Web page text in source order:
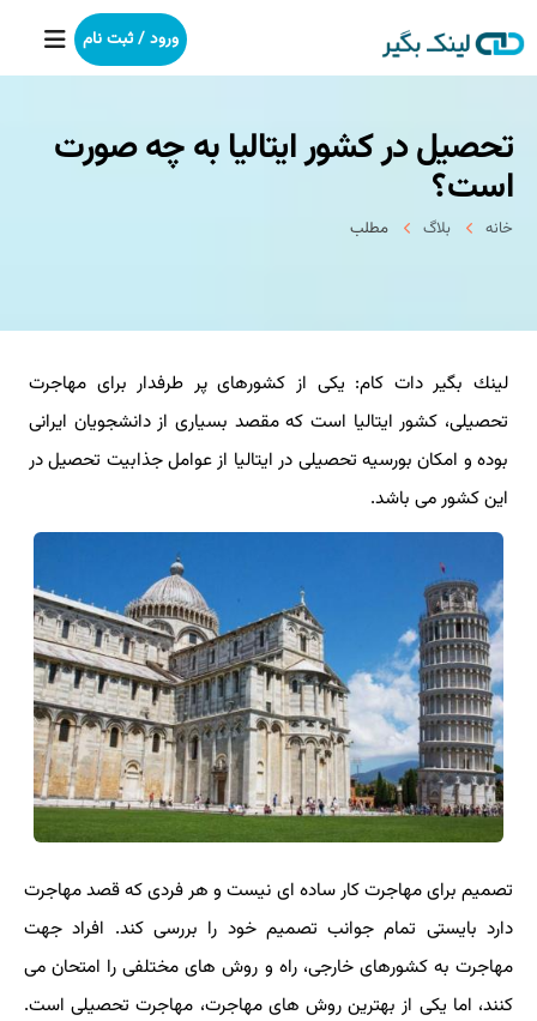
خانه
بکلینک
خدمات ما
درباره ما
آموزش
ورود / ثبت نام
تحصیل در كشور ایتالیا به چه صورت
است؟
خانه بلاگ مطلب
لینك بگیر دات كام: یكی از كشورهای پر طرفدار برای مهاجرت
تحصیلی، كشور ایتالیا است كه مقصد بسیاری از دانشجویان ایرانی
بوده و امكان بورسیه تحصیلی در ایتالیا از عوامل جذابیت تحصیل در
این كشور می باشد.
تصمیم برای مهاجرت کار ساده ای نیست و هر فردی که قصد مهاجرت
دارد بایستی تمام جوانب تصمیم خود را بررسی کند. افراد جهت
مهاجرت به کشورهای خارجی، راه و روش های مختلفی را امتحان می
کنند، اما یکی از بهترین روش های مهاجرت، مهاجرت تحصیلی است.